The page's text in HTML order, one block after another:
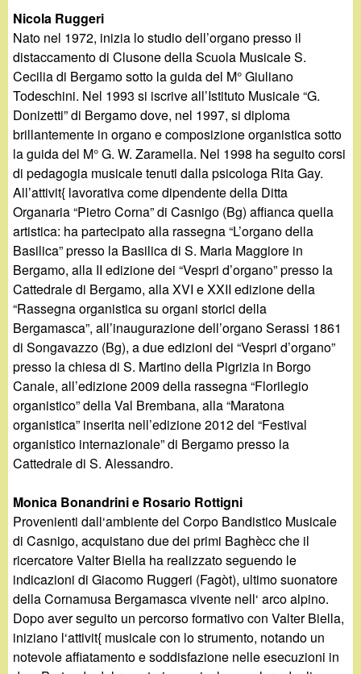
Nicola Ruggeri
Nato nel 1972, inizia lo studio dell’organo presso il
distaccamento di Clusone della Scuola Musicale S.
Cecilia di Bergamo sotto la guida del M° Giuliano
Todeschini. Nel 1993 si iscrive all’Istituto Musicale “G.
Donizetti” di Bergamo dove, nel 1997, si diploma
brillantemente in organo e composizione organistica sotto
la guida del M° G. W. Zaramella. Nel 1998 ha seguito corsi
di pedagogia musicale tenuti dalla psicologa Rita Gay.
All’attivit{ lavorativa come dipendente della Ditta
Organaria “Pietro Corna” di Casnigo (Bg) affianca quella
artistica: ha partecipato alla rassegna “L’organo della
Basilica” presso la Basilica di S. Maria Maggiore in
Bergamo, alla II edizione dei “Vespri d’organo” presso la
Cattedrale di Bergamo, alla XVI e XXII edizione della
“Rassegna organistica su organi storici della
Bergamasca”, all’inaugurazione dell’organo Serassi 1861
di Songavazzo (Bg), a due edizioni dei “Vespri d’organo”
presso la chiesa di S. Martino della Pigrizia in Borgo
Canale, all’edizione 2009 della rassegna “Florilegio
organistico” della Val Brembana, alla “Maratona
organistica” inserita nell’edizione 2012 del “Festival
organistico internazionale” di Bergamo presso la
Cattedrale di S. Alessandro.
Monica Bonandrini e Rosario Rottigni
Provenienti dall‘ambiente del Corpo Bandistico Musicale
di Casnigo, acquistano due dei primi Baghècc che il
ricercatore Valter Biella ha realizzato seguendo le
indicazioni di Giacomo Ruggeri (Fagòt), ultimo suonatore
della Cornamusa Bergamasca vivente nell‘ arco alpino.
Dopo aver seguito un percorso formativo con Valter Biella,
iniziano l‘attivit{ musicale con lo strumento, notando un
notevole affiatamento e soddisfazione nelle esecuzioni in